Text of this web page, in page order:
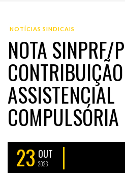
NOTÍCIAS SINDICAIS
NOTA SINPRF/
CONTRIBUIÇÃO
COMPULSÓRIA
23 OUT
2023